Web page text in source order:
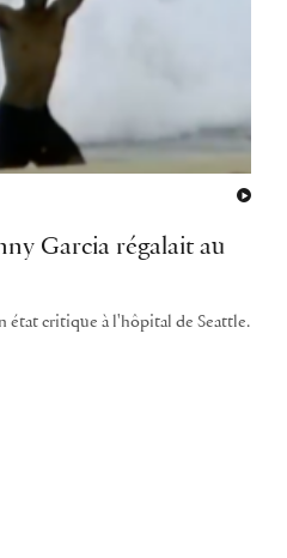
Garcia régalait au
état critique à l'hôpital de Seattle.